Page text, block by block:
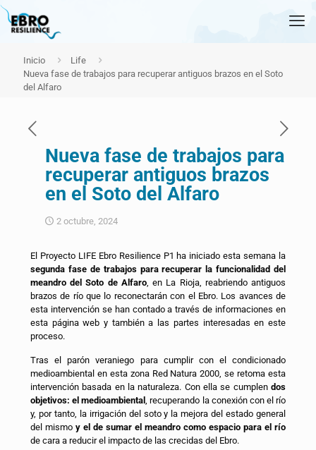
Inicio
Life
Nueva fase de trabajos para recuperar antiguos brazos en el Soto
del Alfaro
Nueva fase de trabajos para
recuperar antiguos brazos
en el Soto del Alfaro
2 octubre, 2024
El Proyecto LIFE Ebro Resilience P1 ha iniciado esta semana la
segunda fase de trabajos para recuperar la funcionalidad del
meandro del Soto de Alfaro, en La Rioja, reabriendo antiguos
brazos de río que lo reconectarán con el Ebro. Los avances de
esta intervención se han contado a través de informaciones en
esta página web y también a las partes interesadas en este
proceso.
Tras el parón veraniego para cumplir con el condicionado
medioambiental en esta zona Red Natura 2000, se retoma esta
intervención basada en la naturaleza. Con ella se cumplen dos
objetivos: el medioambiental, recuperando la conexión con el río
y, por tanto, la irrigación del soto y la mejora del estado general
del mismo y el de sumar el meandro como espacio para el río
de cara a reducir el impacto de las crecidas del Ebro.